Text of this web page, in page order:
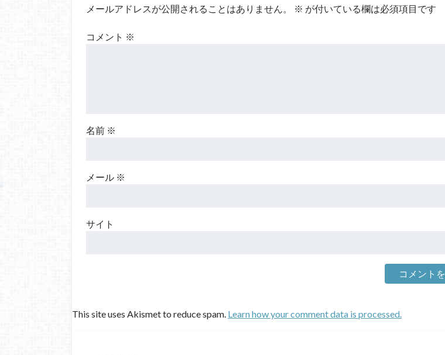
メールアドレスが公開されることはありません。 ※ が付いている欄は必須項目です
コメント ※
名前 ※
メール ※
サイト
This site uses Akismet to reduce spam. Learn how your comment data is processed.